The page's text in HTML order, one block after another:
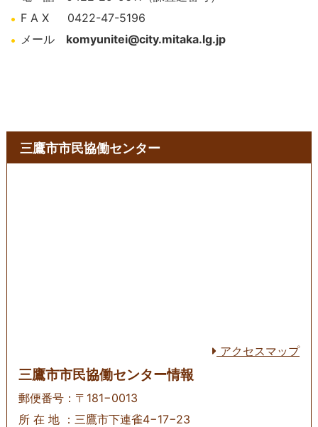
F A X 0422-47-5196
メールkomyunitei@city.mitaka.lg.jp
三鷹市市民協働センター
アクセスマップ
三鷹市市民協働センター情報
郵便番号：〒181−0013
所 在 地 ：三鷹市下連雀4−17−23